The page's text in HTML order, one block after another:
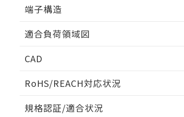
端子構造
適合負荷領域図
CAD
RoHS/REACH対応状況
規格認証/適合状況